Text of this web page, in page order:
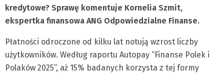
kredytowe? Sprawę komentuje Kornelia Szmit,
ekspertka finansowa ANG Odpowiedzialne Finanse.
Płatności odroczone od kilku lat notują wzrost liczby
użytkowników. Według raportu Autopay “Finanse Polek i
Polaków 2025”, aż 15% badanych korzysta z tej formy